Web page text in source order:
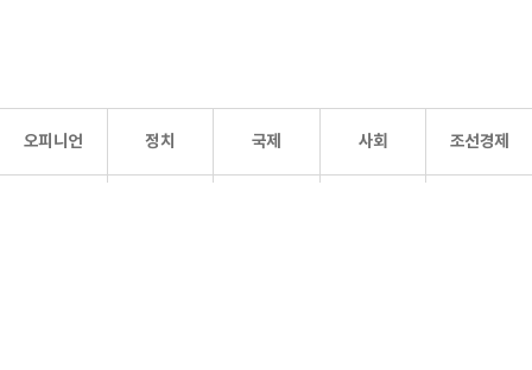
오피니언 정치 국제 사회 조선경제